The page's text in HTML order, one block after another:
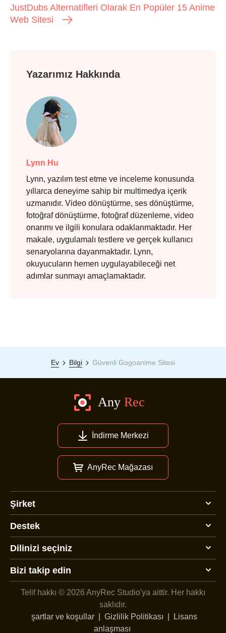
JustDubs Alternatifleri Olarak En Popüler 15 Anime
Web Sitesi
Yazarımız Hakkında
Lynn Hu
Lynn, yazılım test etme ve inceleme konusunda
yıllarca deneyime sahip bir multimedya içerik
uzmanıdır. Video dönüştürme, ses dönüştürme,
fotoğraf dönüştürme, fotoğraf düzenleme, video
onarımı ve ilgili konulara odaklanmaktadır. Her
makale, uygulamalı testlere ve gerçek kullanıcı
senaryolarına dayanmaktadır. Lynn,
okuyucuların hemen uygulayabileceği net
adımlar sunmayı amaçlamaktadır.
Ev Bilgi Güvenli Gogoanime Sitesi
İndirme Merkezi
AnyRec Mağazası
Şirket
Destek
Dilinizi seçiniz
Bizi takip edin
Telif hakkı © 2026 AnyRec Studio'ya aittir. Her hakkı
saklıdır.
şartlar ve koşullar
Gizlilik Politikası
Lisans
anlaşması